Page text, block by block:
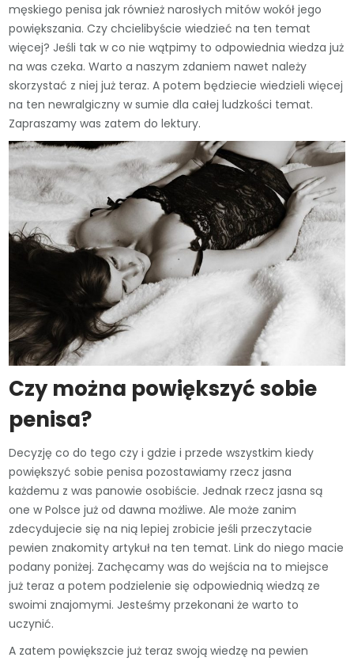
męskiego penisa jak również narosłych mitów wokół jego
powiększania. Czy chcielibyście wiedzieć na ten temat
więcej? Jeśli tak w co nie wątpimy to odpowiednia wiedza już
na was czeka. Warto a naszym zdaniem nawet należy
skorzystać z niej już teraz. A potem będziecie wiedzieli więcej
na ten newralgiczny w sumie dla całej ludzkości temat.
Zapraszamy was zatem do lektury.
Czy można powiększyć sobie
penisa?
Decyzję co do tego czy i gdzie i przede wszystkim kiedy
powiększyć sobie penisa pozostawiamy rzecz jasna
każdemu z was panowie osobiście. Jednak rzecz jasna są
one w Polsce już od dawna możliwe. Ale może zanim
zdecydujecie się na nią lepiej zrobicie jeśli przeczytacie
pewien znakomity artykuł na ten temat. Link do niego macie
podany poniżej. Zachęcamy was do wejścia na to miejsce
już teraz a potem podzielenie się odpowiednią wiedzą ze
swoimi znajomymi. Jesteśmy przekonani że warto to
uczynić.
A zatem powiększcie już teraz swoją wiedzę na pewien